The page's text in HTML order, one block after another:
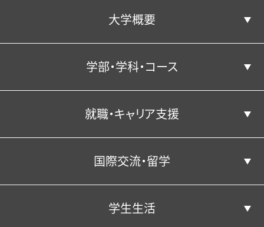
コンピテンシー育成プログラムとは
コンピテンシー向上につながる活動
大学概要
学長あいさつ／建学の精神
沿革
3つのポリシー
公表情報
学部・学科・コース
学部・学科・コース
経済学科
経済学科の紹介
経営学科
就職・キャリア支援
キャリア教育
就職実績
国際交流・留学
国際交流・留学
学生生活